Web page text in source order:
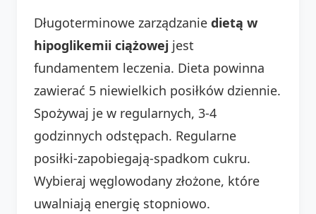
Długoterminowe zarządzanie dietą w
hipoglikemii ciążowej jest
fundamentem leczenia. Dieta powinna
zawierać 5 niewielkich posiłków dziennie.
Spożywaj je w regularnych, 3-4
godzinnych odstępach. Regularne
posiłki-zapobiegają-spadkom cukru.
Wybieraj węglowodany złożone, które
uwalniają energię stopniowo.